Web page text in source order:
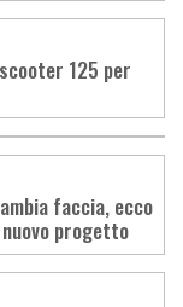
125 per
faccia, ecco
progetto